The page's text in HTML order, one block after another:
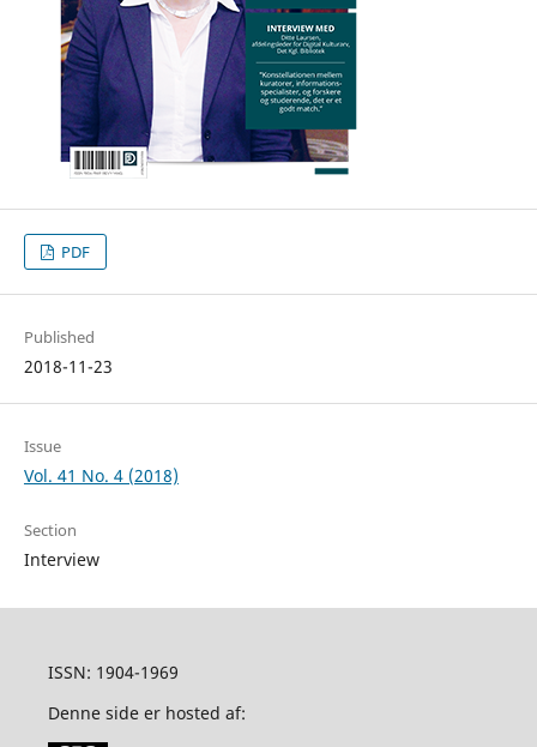
PDF
Published
2018-11-23
Issue
Vol. 41 No. 4 (2018)
Section
Interview
ISSN: 1904-1969
Denne side er hosted af: